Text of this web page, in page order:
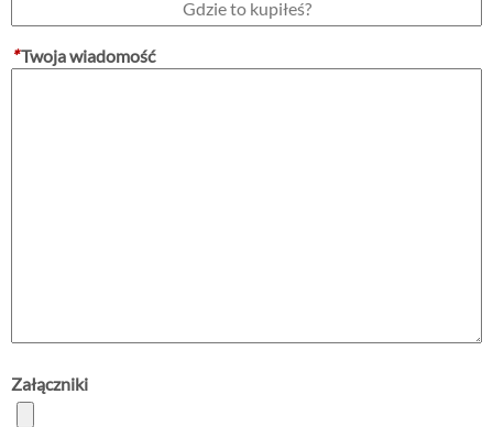
*Twoja wiadomość
Załączniki